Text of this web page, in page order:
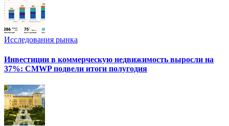
Исследования рынка
Инвестиции в коммерческую недвижимость выросли на
37%: CMWP подвели итоги полугодия